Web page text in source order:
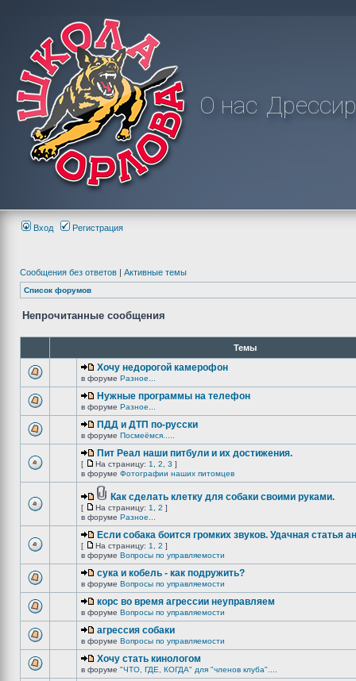
О нас
Вход Регистрация
Сообщения без ответов | Активные темы
Список форумов
Непрочитанные сообщения
Темы
Хочу недорогой камерофон
в форуме Разное...
Нужные программы на телефон
в форуме Разное...
ПДД и ДТП по-русски
в форуме Посмеёмся.....
Пит Реал наши питбули и их достижения.
[ На страницу: 1 2 3 ]
в форуме Фотографии наших питомцев
Как сделать клетку для собаки своими руками.
[ На страницу: 1 2 ]
в форуме Разное...
Если собака боится громких звуков. Удачная статья
[ На страницу: 1 2 ]
в форуме Вопросы по управляемости
сука и кобель - как подружить?
в форуме Вопросы по управляемости
корс во время агрессии неуправляем
в форуме Вопросы по управляемости
агрессия собаки
в форуме Вопросы по управляемости
Хочу стать кинологом
в форуме "ЧТО, ГДЕ, КОГДА" для "членов клуба"....